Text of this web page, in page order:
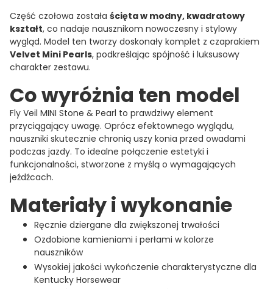
Część czołowa została ścięta w modny, kwadratowy
kształt, co nadaje nausznikom nowoczesny i stylowy
wygląd. Model ten tworzy doskonały komplet z czaprakiem
Velvet Mini Pearls, podkreślając spójność i luksusowy
charakter zestawu.
Co wyróżnia ten model
Fly Veil MINI Stone & Pearl to prawdziwy element
przyciągający uwagę. Oprócz efektownego wyglądu,
nauszniki skutecznie chronią uszy konia przed owadami
podczas jazdy. To idealne połączenie estetyki i
funkcjonalności, stworzone z myślą o wymagających
jeźdźcach.
Materiały i wykonanie
Ręcznie dziergane dla zwiększonej trwałości
Ozdobione kamieniami i perłami w kolorze
nauszników
Wysokiej jakości wykończenie charakterystyczne dla
Kentucky Horsewear